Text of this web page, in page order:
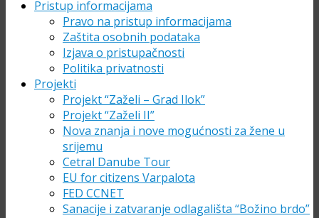
Pristup informacijama
Pravo na pristup informacijama
Zaštita osobnih podataka
Izjava o pristupačnosti
Politika privatnosti
Projekti
Projekt “Zaželi – Grad Ilok”
Projekt “Zaželi II”
Nova znanja i nove mogućnosti za žene u
srijemu
Cetral Danube Tour
EU for citizens Varpalota
FED CCNET
Sanacije i zatvaranje odlagališta “Božino brdo”